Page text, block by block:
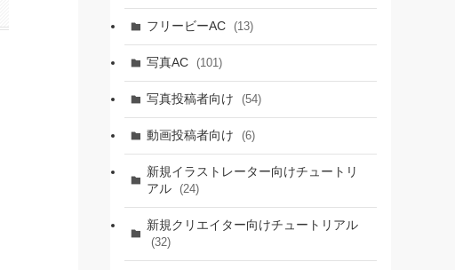
フリービーAC (13)
写真AC (101)
写真投稿者向け (54)
動画投稿者向け (6)
新規イラストレーター向けチュートリ
アル (24)
新規クリエイター向けチュートリアル
(32)